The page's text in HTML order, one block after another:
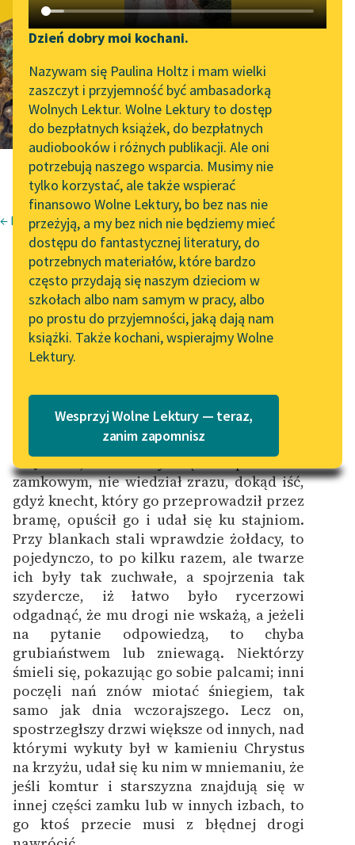
Katalog DAISY
Podkasty o książkach
Zgłoś brak utworu
Aktualności
Zapraszamy na spotkanie
online z tłumaczkami
literatury skandynawskiej
Spotkanie z Katarzyną
Tunkiel w Oslo
Wolne Lektury na 32.
Pol’and’Rock Festivalu
„Kochanek Lady
Chatterley” do słuchania
na Wolnych Lekturach
Nowy audiobook –
„Marzenie o Oriencie”
Lektury szkolne i klasyka
literatury do słuchania dla
uczennic i uczniów z
niepełnosprawnościami
E-kolekcja lektur
szkolnych i literatury do
słuchania dla uczennic i
uczniów z
niepełnosprawnościami
Feministyczne inspiracje.
Popularyzacja
skandynawskiej literatury
feministycznej
Ręce pełne poezji
Kolekcje edukacyjne
twórców przechodzących
do domeny publicznej,
Narzędzia
Mapa Wolnych Lektur
Leśmianator
Przewodnik dla piszących i
czytających
API
OAI-PMH
Widget Wolnych Lektur
Przypisy
Katalog w formacie PDF
Dzień dobry moi kochani.
Nazywam się Paulina Holtz i mam wielki
zaszczyt i przyjemność być ambasadorką
Wolnych Lektur. Wolne Lektury to dostęp
do bezpłatnych książek, do bezpłatnych
audiobooków i różnych publikacji. Ale oni
potrzebują naszego wsparcia. Musimy nie
tylko korzystać, ale także wspierać
finansowo Wolne Lektury, bo bez nas nie
przeżyją, a my bez nich nie będziemy mieć
dostępu do fantastycznej literatury, do
potrzebnych materiałów, które bardzo
często przydają się naszym dzieciom w
szkołach albo nam samym w pracy, albo
po prostu do przyjemności, jaką dają nam
książki. Także kochani, wspierajmy Wolne
Lektury.
Wesprzyj Wolne Lektury — teraz,
zanim zapomnisz
drugi
← Krzyżacy, tom pierwszyHenryk Sienkiewicz
Krzyżacy[1]
Tom II
Rozdział pierwszy
Jurand, znalazłszy się na podwórzu
zamkowym, nie wiedział zrazu, dokąd iść,
gdyż knecht, który go przeprowadził przez
bramę, opuścił go i udał się ku stajniom.
Przy blankach stali wprawdzie żołdacy, to
pojedynczo, to po kilku razem, ale twarze
ich były tak zuchwałe, a spojrzenia tak
szydercze, iż łatwo było rycerzowi
odgadnąć, że mu drogi nie wskażą, a jeżeli
na pytanie odpowiedzą, to chyba
grubiaństwem lub zniewagą. Niektórzy
śmieli się, pokazując go sobie palcami; inni
poczęli nań znów miotać śniegiem, tak
samo jak dnia wczorajszego. Lecz on,
spostrzegłszy drzwi większe od innych, nad
którymi wykuty był w kamieniu Chrystus
na krzyżu, udał się ku nim w mniemaniu, że
jeśli komtur i starszyzna znajdują się w
innej części zamku lub w innych izbach, to
go ktoś przecie musi z błędnej drogi